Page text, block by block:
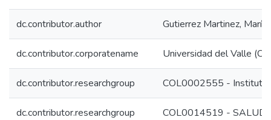
dc.contributor.author Gutierrez Martinez, María
dc.contributor.corporatename Universidad del Valle
dc.contributor.researchgroup COL0002555 - Instituto
dc.contributor.researchgroup COL0014519 - SALUD